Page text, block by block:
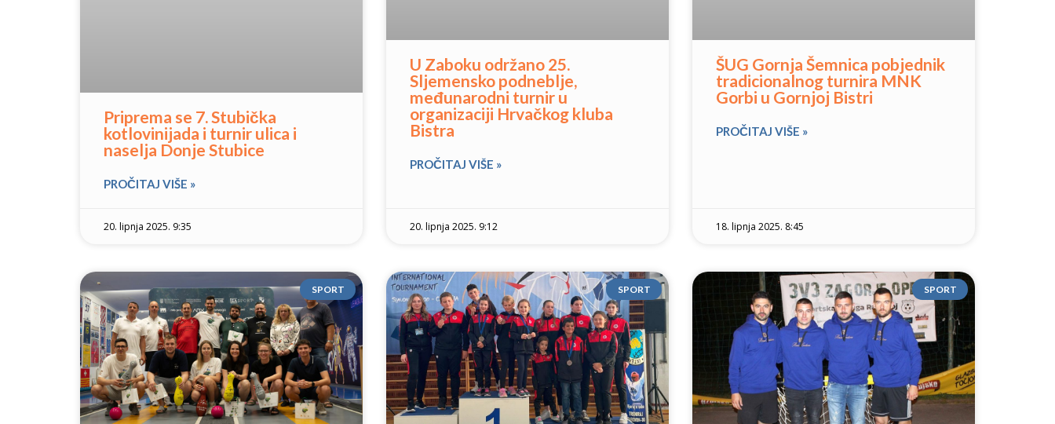
Priprema se 7. Stubička
kotlovinijada i turnir ulica i
naselja Donje Stubice
PROČITAJ VIŠE »
20. lipnja 2025. 9:35
U Zaboku održano 25.
Sljemensko podneblje,
međunarodni turnir u
organizaciji Hrvačkog kluba
Bistra
PROČITAJ VIŠE »
20. lipnja 2025. 9:12
ŠUG Gornja Šemnica pobjednik
tradicionalnog turnira MNK
Gorbi u Gornjoj Bistri
PROČITAJ VIŠE »
18. lipnja 2025. 8:45
SPORT SPORT SPORT